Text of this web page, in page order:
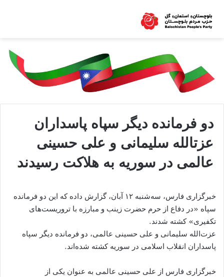
دو فرمانده دیگر سپاه پاسداران
عزتالله سلیمانی و علی حسینی
عالمی در سوریه به هلاکت رسیدند
خبرگزاری فارس، سه‌شنبه ۱۲ آبان، گزارش داده که این دو فرمانده
سپاه «در دفاع از حرم حضرت زینب و مبارزه با تروریست‌های
تکفیری» کشته شدند.
عزت‌الله سلیمانی و علی حسینی عالمی، دو فرمانده دیگر سپاه
پاسداران انقلاب اسلامی در سوریه کشته شده‌اند.
خبرگزاری فارس از علی حسینی عالمی به عنوان یکی از